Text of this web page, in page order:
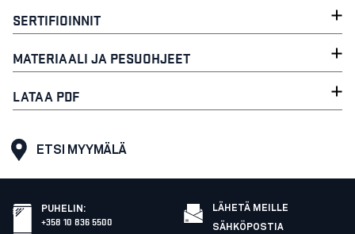
SERTIFIOINNIT
MATERIAALI JA PESUOHJEET
LATAA PDF
ETSI MYYMÄLÄ
PUHELIN :
+358 10 836 5500
LÄHETÄ MEILLE
SÄHKÖPOSTIA